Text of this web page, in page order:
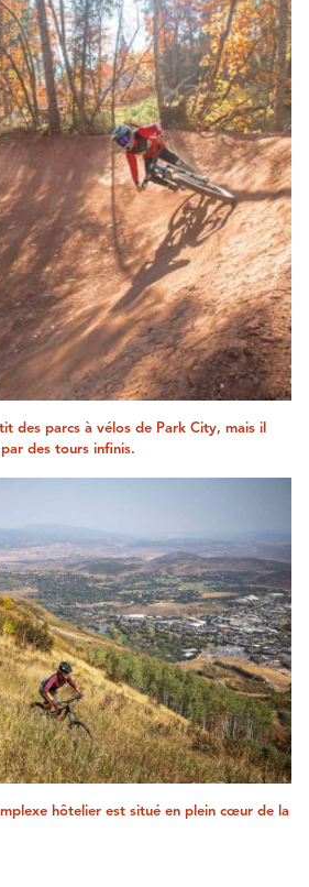
des parcs à vélos de Park City, mais il
des tours infinis.
hôtelier est situé en plein cœur de la